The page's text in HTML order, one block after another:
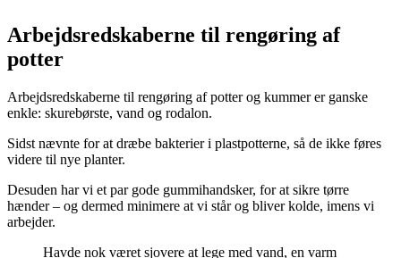
Arbejdsredskaberne til rengøring af
potter
Arbejdsredskaberne til rengøring af potter og kummer er ganske
enkle: skurebørste, vand og rodalon.
Sidst nævnte for at dræbe bakterier i plastpotterne, så de ikke føres
videre til nye planter.
Desuden har vi et par gode gummihandsker, for at sikre tørre
hænder – og dermed minimere at vi står og bliver kolde, imens vi
arbejder.
Havde nok været sjovere at lege med vand, en varm